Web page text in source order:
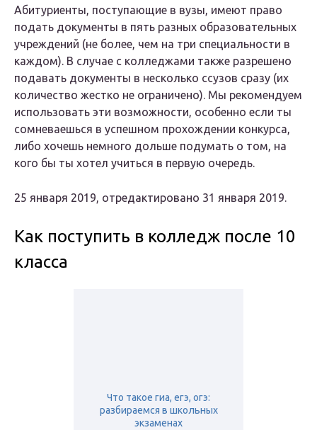
Абитуриенты, поступающие в вузы, имеют право
подать документы в пять разных образовательных
учреждений (не более, чем на три специальности в
каждом). В случае с колледжами также разрешено
подавать документы в несколько ссузов сразу (их
количество жестко не ограничено). Мы рекомендуем
использовать эти возможности, особенно если ты
сомневаешься в успешном прохождении конкурса,
либо хочешь немного дольше подумать о том, на
кого бы ты хотел учиться в первую очередь.
25 января 2019, отредактировано 31 января 2019.
Как поступить в колледж после 10
класса
Что такое гиа, егэ, огэ:
разбираемся в школьных
экзаменах